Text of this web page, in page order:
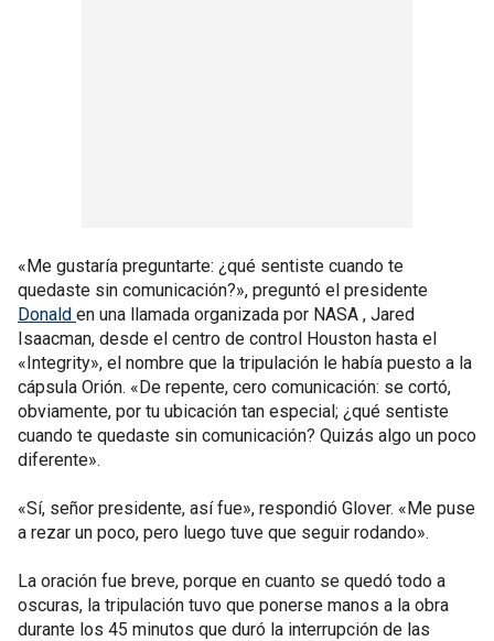
«Me gustaría preguntarte: ¿qué sentiste cuando te
quedaste sin comunicación?», preguntó el presidente
Donald en una llamada organizada por NASA , Jared
Isaacman, desde el centro de control Houston hasta el
«Integrity», el nombre que la tripulación le había puesto a la
cápsula Orión. «De repente, cero comunicación: se cortó,
obviamente, por tu ubicación tan especial; ¿qué sentiste
cuando te quedaste sin comunicación? Quizás algo un poco
diferente».
«Sí, señor presidente, así fue», respondió Glover. «Me puse
a rezar un poco, pero luego tuve que seguir rodando».
La oración fue breve, porque en cuanto se quedó todo a
oscuras, la tripulación tuvo que ponerse manos a la obra
durante los 45 minutos que duró la interrupción de las